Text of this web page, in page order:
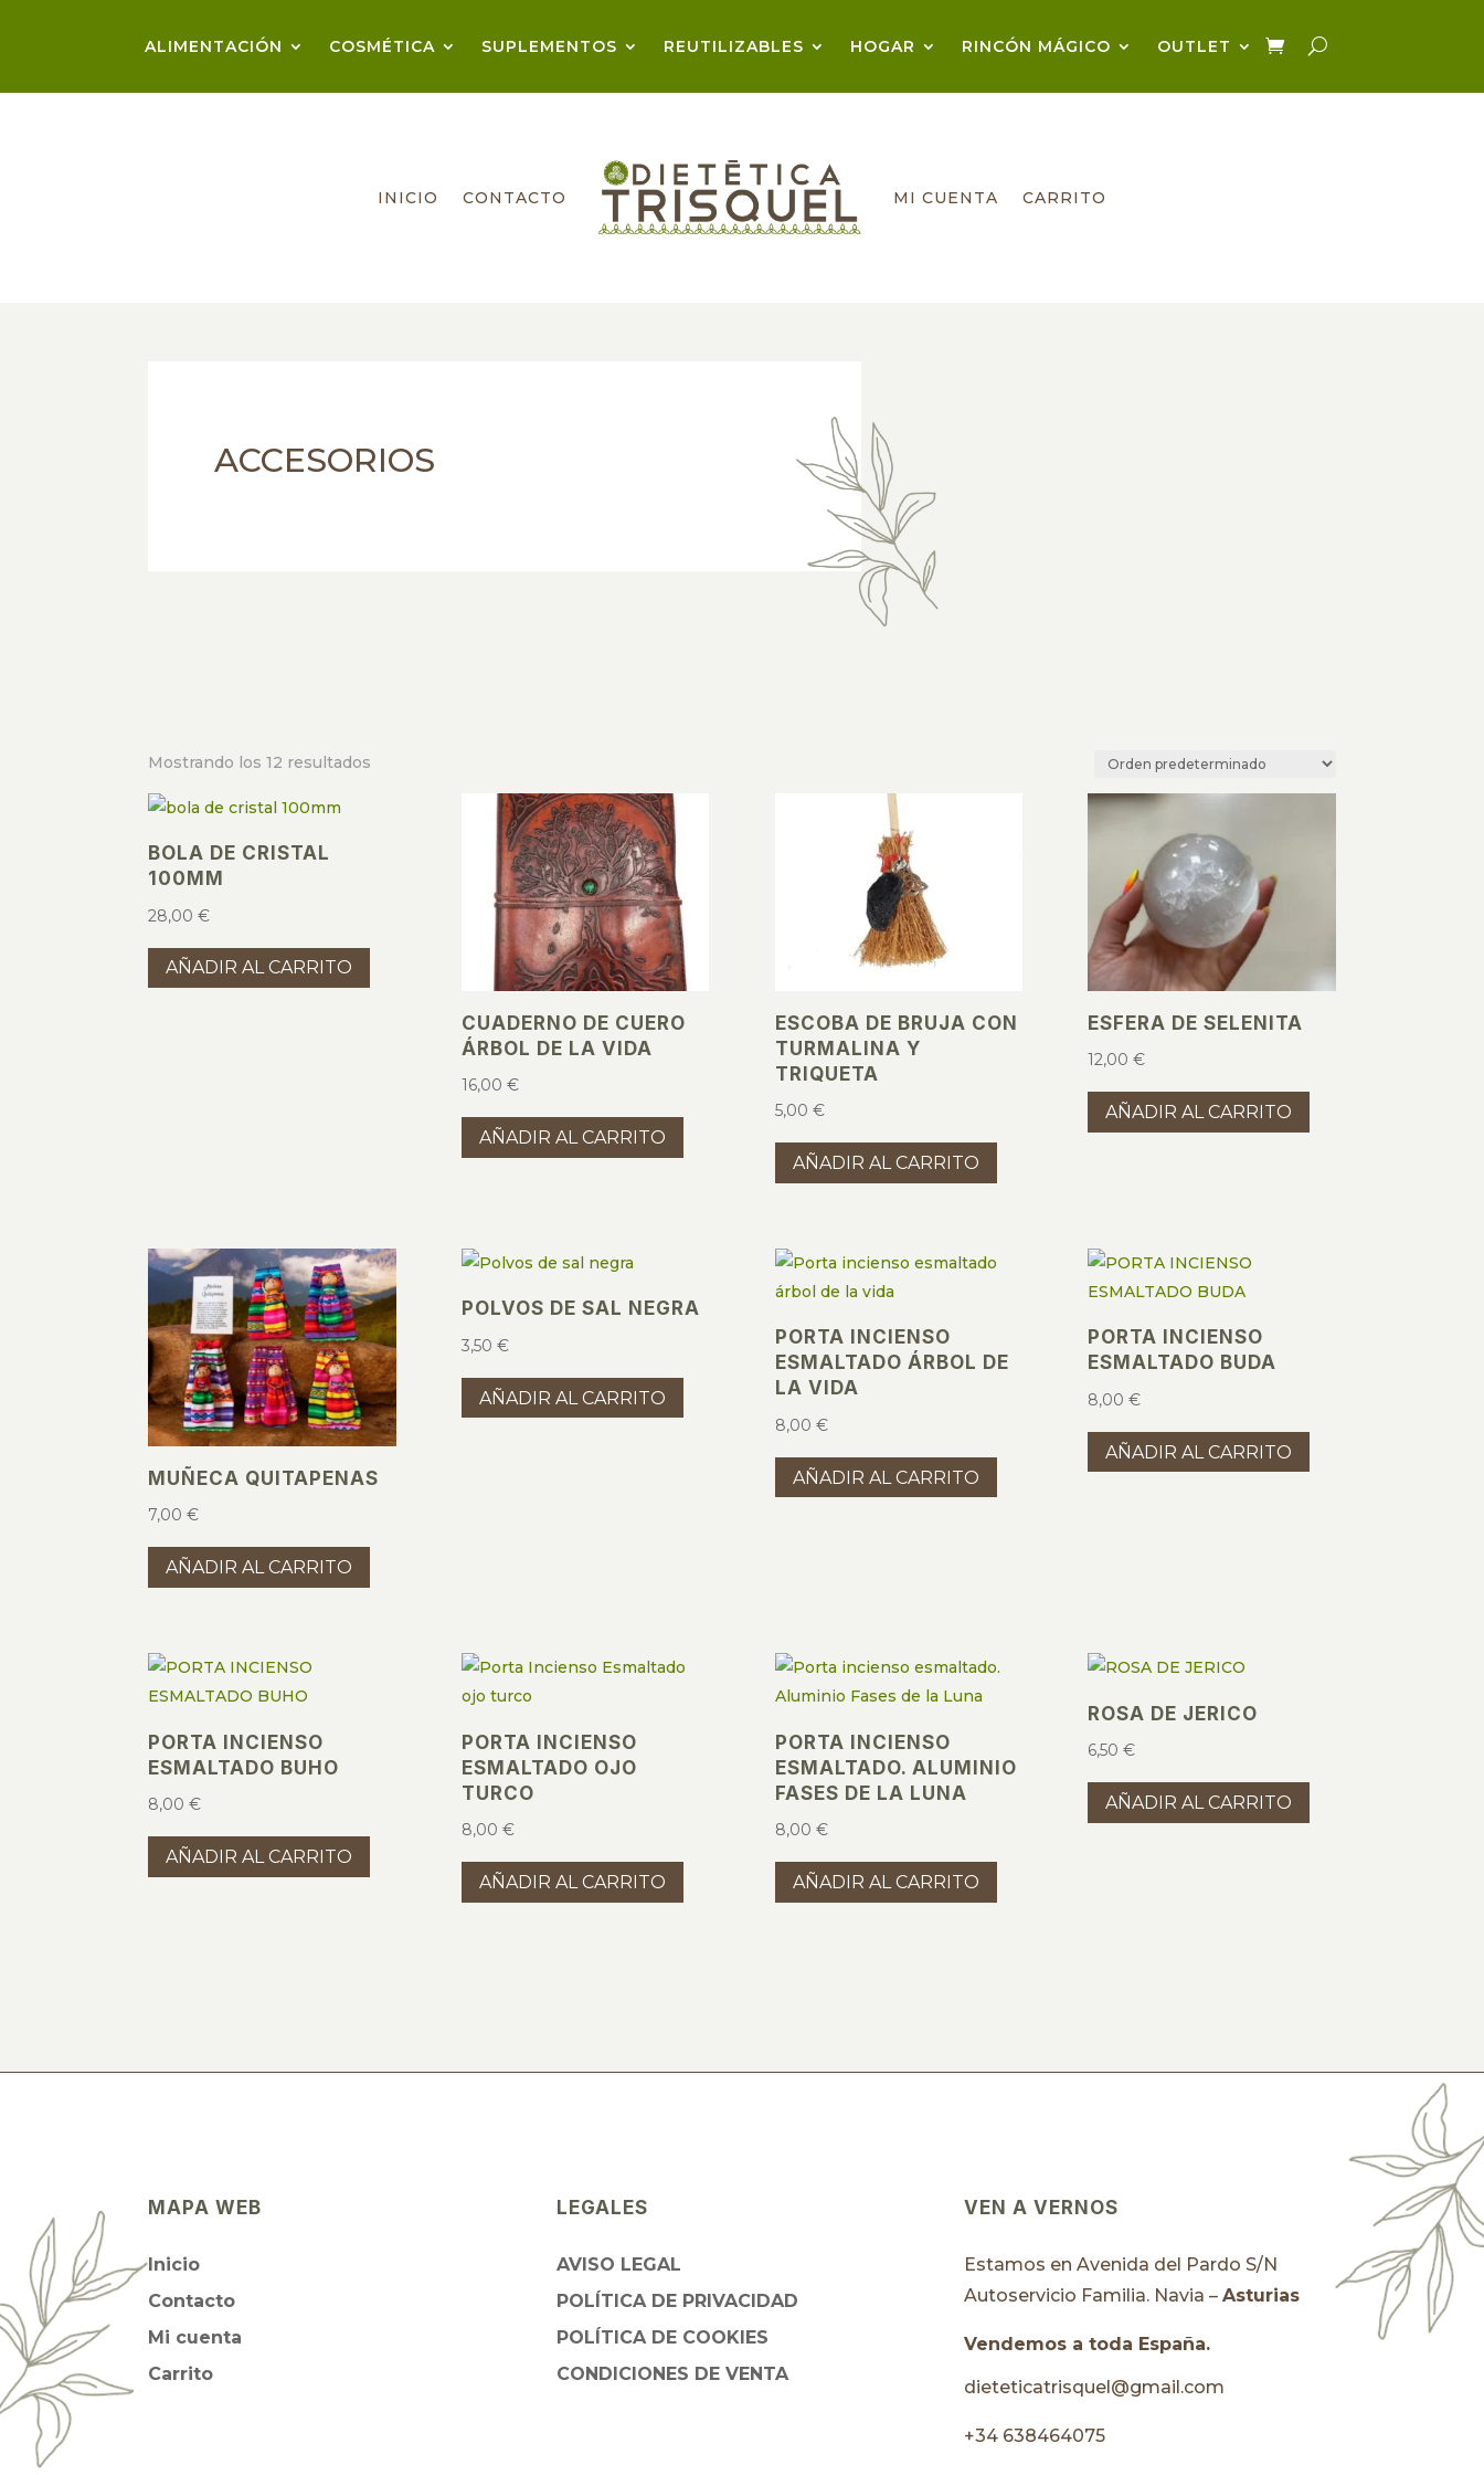
ALIMENTACIÓN COSMÉTICA SUPLEMENTOS REUTILIZABLES HOGAR RINCÓN MÁGICO OUTLET
INICIO CONTACTO MI CUENTA CARRITO
ACCESORIOS
Mostrando los 12 resultados
BOLA DE CRISTAL
100MM
28,00€
AÑADIR AL CARRITO
CUADERNO DE CUERO
ÁRBOL DE LA VIDA
16,00 €
AÑADIR AL CARRITO
ESCOBA DE BRUJA CON
TURMALINA Y
TRIQUETA
5,00 €
AÑADIR AL CARRITO
ESFERA DE SELENITA
12,00€
AÑADIR AL CARRITO
MUÑECA QUITAPENAS
7,00€
AÑADIR AL CARRITO
POLVOS DE SAL NEGRA
3,50 €
AÑADIR AL CARRITO
PORTA INCIENSO
ESMALTADO ÁRBOL DE
LA VIDA
8,00 €
AÑADIR AL CARRITO
PORTA INCIENSO
ESMALTADO BUDA
8,00€
AÑADIR AL CARRITO
PORTA INCIENSO
ESMALTADO BUHO
8,00€
AÑADIR AL CARRITO
PORTA INCIENSO
ESMALTADO OJO
TURCO
8,00 €
AÑADIR AL CARRITO
PORTA INCIENSO
ESMALTADO. ALUMINIO
FASES DE LA LUNA
8,00 €
AÑADIR AL CARRITO
ROSA DE JERICO
6,50€
AÑADIR AL CARRITO
MAPA WEB
Inicio
Contacto
Mi cuenta
Carrito
LEGALES
AVISO LEGAL
POLÍTICA DE PRIVACIDAD
POLÍTICA DE COOKIES
CONDICIONES DE VENTA
VEN A VERNOS
Estamos en Avenida del Pardo S/N
Autoservicio Familia. Navia – Asturias
Vendemos a toda España.
dieteticatrisquel@gmail.com
+34 638464075